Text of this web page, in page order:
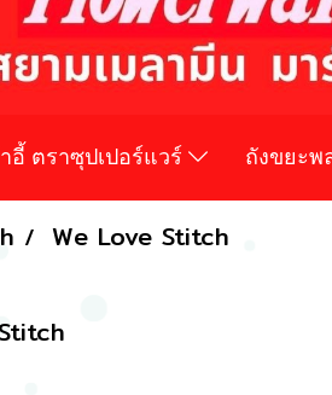
อี้ ตราซุปเปอร์แวร์ ถังขยะพ
We Love Stitch